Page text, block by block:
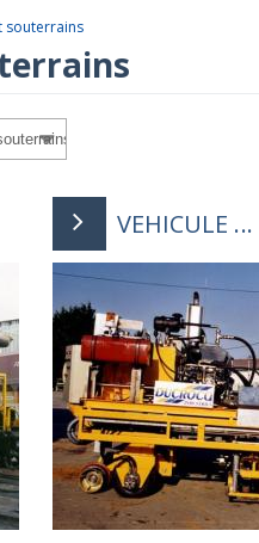
souterrains
VEHICULE ...